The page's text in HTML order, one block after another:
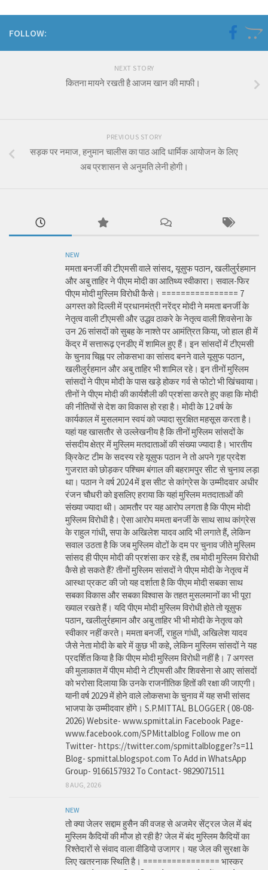
FOLLOW:
NEXT STORY
कितना मायने रखती है आजम खान की माफी।
PREVIOUS STORY
सड़क पर नमाज, हनुमान चालीस का पाठ आदि धार्मिक आयोजन के लिए
अब प्रशासन से अनुमति लेनी होगी।
NEW
ममता बनर्जी की टीएमसी वाले सांसद, यूसुफ पठान, खलीलुर्रहमान
और अबु ताहिर ने पीएम मोदी का आतिथ्य स्वीकारा। सवाल-फिर
पीएम मोदी मुस्लिम विरोधी कैसे। ================ 7
अगस्त को दिल्ली में प्रधानमंत्री नरेंद्र मोदी ने ममता बनर्जी के
नेतृत्व वाली टीएमसी और उद्धव ठाकरे के नेतृत्व वाली शिवसेना के
उन 26 सांसदों को सुबह के नाश्ते पर आमंत्रित किया, जो हाल ही में
केंद्र में सत्तारूढ़ एनडीए में शामिल हुए हैं। इन सांसदों में टीएमसी
के चुनाव चिह्न पर लोकसभा का सांसद बनने वाले यूसुफ पठान,
खलीलुर्रहमान और अबु ताहिर भी शामिल रहे। इन तीनों मुस्लिम
सांसदों ने पीएम मोदी के पास खड़े होकर गर्व से फोटो भी खिंचवाया।
तीनों ने पीएम मोदी की कार्यशैली की प्रशंसा करते हुए कहा कि मोदी
की नीतियों से देश का विकास हो रहा है। मोदी के 12 वर्ष के
कार्यकाल में मुसलमान स्वयं को ज्यादा सुरक्षित महसूस करता है।
यहां यह खासतौर से उल्लेखनीय है कि तीनों मुस्लिम सांसदों के
संसदीय क्षेत्र में मुस्लिम मतदाताओं की संख्या ज्यादा है। भारतीय
क्रिकेट टीम के सदस्य रहे यूसुफ पठान ने तो अपने गृह प्रदेश
गुजरात को छोड़कर पश्चिम बंगाल की बहरामपुर सीट से चुनाव लड़ा
था। पठान ने वर्ष 2024 में इस सीट से कांग्रेस के उम्मीदवार अधीर
रंजन चौधरी को इसलिए हराया कि यहां मुस्लिम मतदाताओं की
संख्या ज्यादा थी। आमतौर पर यह आरोप लगता है कि पीएम मोदी
मुस्लिम विरोधी है। ऐसा आरोप ममता बनर्जी के साथ साथ कांग्रेस
के राहुल गांधी, सपा के अखिलेश यादव आदि भी लगाते हैं, लेकिन
सवाल उठता है कि जब मुस्लिम वोटों के दम पर चुनाव जीते मुस्लिम
सांसद ही पीएम मोदी की प्रशंसा कर रहे हैं, तब मोदी मुस्लिम विरोधी
कैसे हो सकते हैं? तीनों मुस्लिम सांसदों ने पीएम मोदी के नेतृत्व में
आस्था प्रकट की जो यह दर्शाता है कि पीएम मोदी सबका साथ
सबका विकास और सबका विश्वास के तहत मुसलमानों का भी पूरा
ख्याल रखते हैं। यदि पीएम मोदी मुस्लिम विरोधी होते तो यूसुफ
पठान, खलीलुर्रहमान और अबु ताहिर भी भी मोदी के नेतृत्व को
स्वीकार नहीं करते। ममता बनर्जी, राहुल गांधी, अखिलेश यादव
जैसे नेता मोदी के बारे में कुछ भी कहे, लेकिन मुस्लिम सांसदों ने यह
प्रदर्शित किया है कि पीएम मोदी मुस्लिम विरोधी नहीं है। 7 अगस्त
की मुलाकात में पीएम मोदी ने टीएमसी और शिवसेना से आए सांसदों
को भरोसा दिलाया कि उनके राजनीतिक हितों की रक्षा की जाएगी।
यानी वर्ष 2029 में होने वाले लोकसभा के चुनाव में यह सभी सांसद
भाजपा के उम्मीदवार होंगे। S.P.MITTAL BLOGGER ( 08-08-
2026) Website- www.spmittal.in Facebook Page-
www.facebook.com/SPMittalblog Follow me on
Twitter- https://twitter.com/spmittalblogger?s=11
Blog- spmittal.blogspot.com To Add in WhatsApp
Group- 9166157932 To Contact- 9829071511
8 AUG, 2026
NEW
तो क्या जेलर सद्दाम हुसैन की वजह से अजमेर सेंट्रल जेल में बंद
मुस्लिम कैदियों की मौज हो रही है? जेल में बंद मुस्लिम कैदियों का
रिश्तेदारों से संवाद वाला वीडियो उजागर। यह जेल की सुरक्षा के
लिए खतरनाक स्थिति है। ================ भास्कर